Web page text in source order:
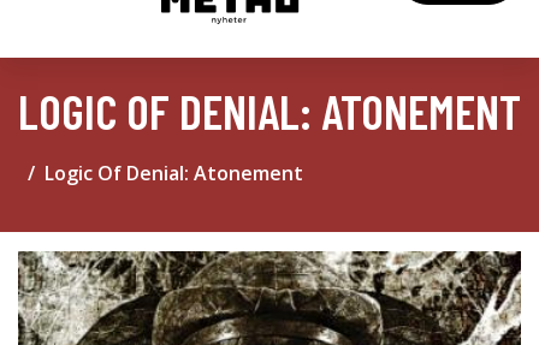
LOGIC OF DENIAL: ATONEMENT
Logic Of Denial: Atonement